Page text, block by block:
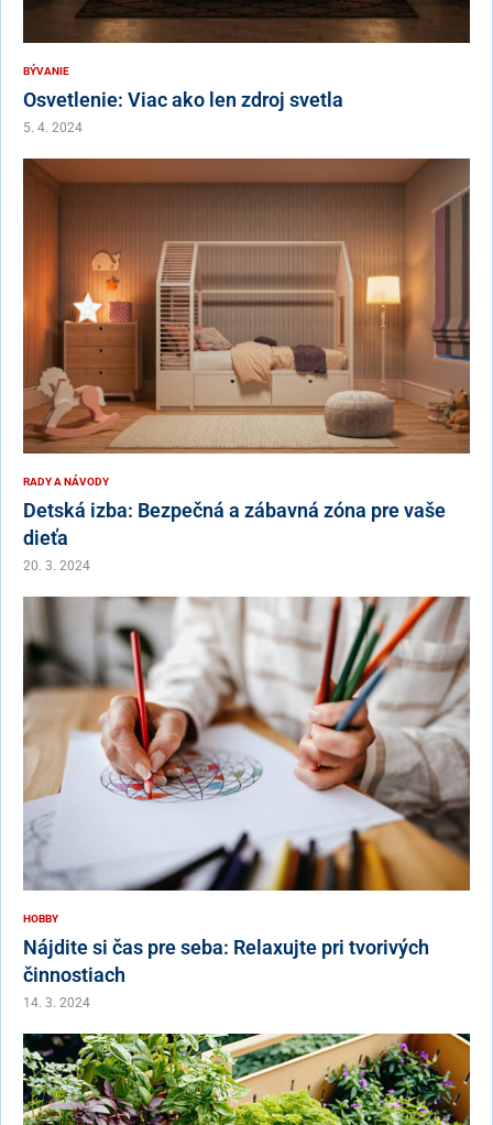
BÝVANIE
Osvetlenie: Viac ako len zdroj svetla
5. 4. 2024
RADY A NÁVODY
Detská izba: Bezpečná a zábavná zóna pre vaše
dieťa
20. 3. 2024
HOBBY
Nájdite si čas pre seba: Relaxujte pri tvorivých
činnostiach
14. 3. 2024